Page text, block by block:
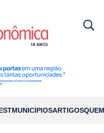
MUNICÍPIOSARTIGOS